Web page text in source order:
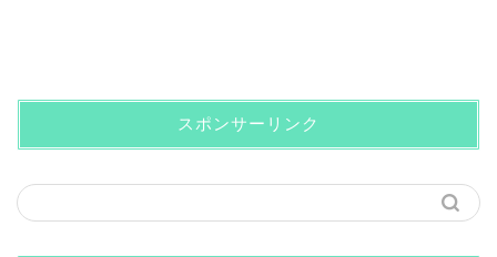
スポンサーリンク